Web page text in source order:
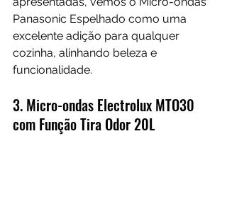
Panasonic Espelhado como uma
excelente adição para qualquer
cozinha, alinhando beleza e
funcionalidade.
3. Micro-ondas Electrolux MTO30
com Função Tira Odor 20L